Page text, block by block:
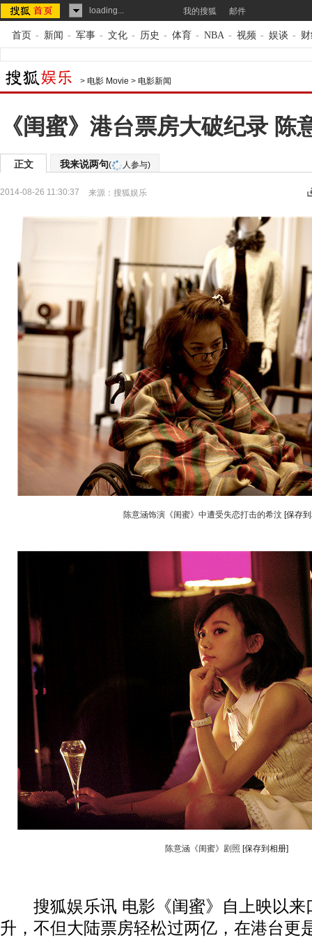
loading... 我的搜狐 邮件
首页 - 新闻 - 军事 - 文化 - 历史 - 体育 - NBA - 视频 - 娱谈 -
> 电影 Movie > 电影新闻
《闺蜜》港台票房大破纪录 陈
正文 我来说两句( 人参与)
2014-08-26 11:30:37 来源： 搜狐娱乐
陈意涵饰演《闺蜜》中遭受失恋打击的希汶 [保存
陈意涵《闺蜜》剧照 [保存到相册]
搜狐娱乐讯 电影《闺蜜》自上映以来
升，不但大陆票房轻松过两亿，在港台更